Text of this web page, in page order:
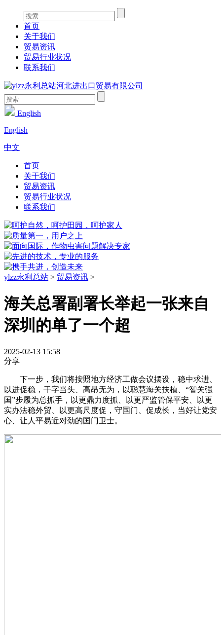
首页
关于我们
贸易资讯
贸易行业状况
联系我们
English
English
中文
首页
关于我们
贸易资讯
贸易行业状况
联系我们
ylzz永利总站 > 贸易资讯 >
海关总署副署长举起一张来自
深圳的单了一个超
2025-02-13 15:58
分享
下一步，我们将按照地方经济工做会议摆设，稳中求进、
以进促稳，干字当头、高昂无为，以聪慧海关扶植、“智关强
国”步履为总抓手，以更鼎力度抓、以更严监管保平安、以更
实办法稳外贸、以更高尺度促，守国门、促成长，当好让党安
心、让人平易近对劲的国门卫士。